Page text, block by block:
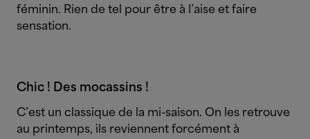
féminin. Rien de tel pour être à l’aise et faire
sensation.
Chic ! Des mocassins !
C’est un classique de la mi-saison. On les retrouve
au printemps, ils reviennent forcément à